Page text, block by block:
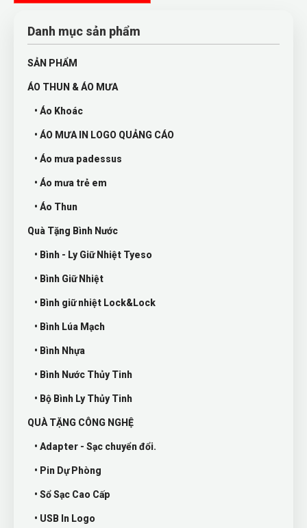
Danh mục sản phẩm
SẢN PHẨM
ÁO THUN & ÁO MƯA
• Áo Khoác
• ÁO MƯA IN LOGO QUẢNG CÁO
• Áo mưa padessus
• Áo mưa trẻ em
• Áo Thun
Quà Tặng Bình Nước
• Bình - Ly Giữ Nhiệt Tyeso
• Bình Giữ Nhiệt
• Bình giữ nhiệt Lock&Lock
• Bình Lúa Mạch
• Bình Nhựa
• Bình Nước Thủy Tinh
• Bộ Bình Ly Thủy Tinh
QUÀ TẶNG CÔNG NGHỆ
• Adapter - Sạc chuyển đổi.
• Pin Dự Phòng
• Sổ Sạc Cao Cấp
• USB In Logo